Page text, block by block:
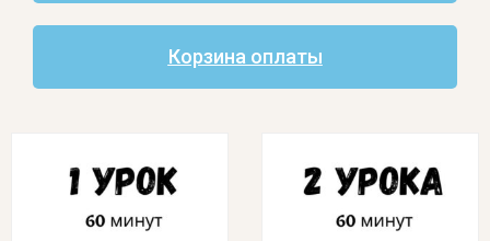
Корзина оплаты